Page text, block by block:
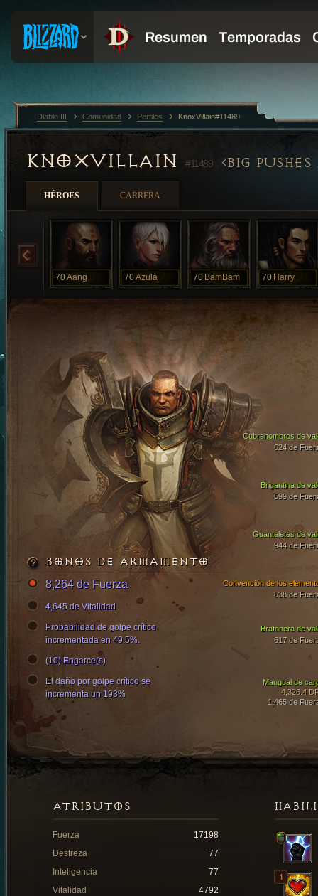
KNOXVILLAIN #11489 BIG
HÉROES CARRERA
70Aang 70Azula 70 BamBam 70 Harry
Brigantina de
599 de
Guanteletes de
944 de
Cubrehombros de
624 de
Brafonera de
617 de
Mangual de
4,326.4
1,465 de
Convención de los
638 de
BONOS DE ARMAMENTO
8,264 de Fuerza
4,645 de Vitalidad
Probabilidad de golpe crítico
incrementada en 49.5%.
(10) Engarce(s)
El daño por golpe crítico se
incrementa un 193%
ATRIBUTOS
Fuerza
17198
Destreza
77
Inteligencia
77
Vitalidad
4792
Diablo III Comunidad Perfiles KnoxVillain#11489